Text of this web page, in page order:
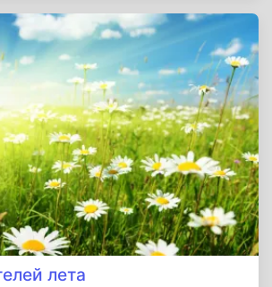
дня — поздравления
концерты, символы
— объединяют жителей
единства и исторической
где каждый этап
на связи с РФ, праздник
стабильности и
лета